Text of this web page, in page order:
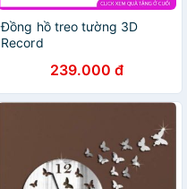
Đồng hồ treo tường 3D
Record
239.000 đ